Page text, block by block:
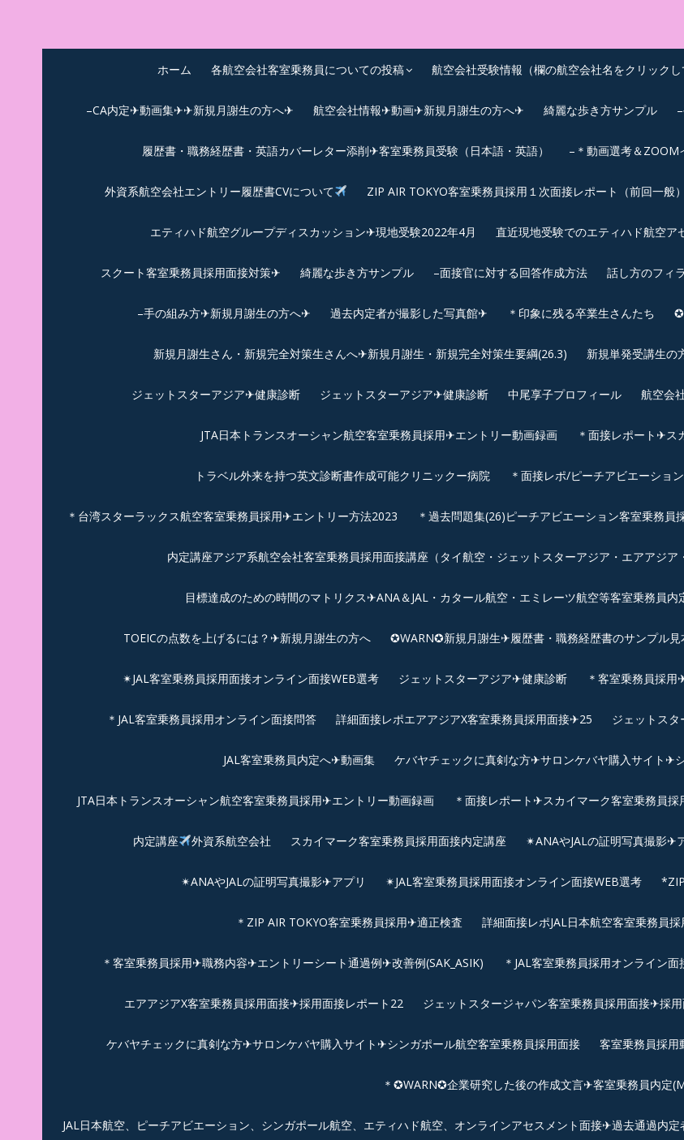
中尾享子CA内定&TOEIC点数UPｽｸ
ホーム
各航空会社客室乗務員についての投稿 航空会社受験情報（欄の航空会社名をクリックし
–CA内定✈動画集✈✈新規月謝生の方へ✈ 航空会社情報✈動画✈新規月謝生の方へ✈ 綺麗な歩き方サンプル
履歴書・職務経歴書・英語カバーレター添削✈客室乗務員受験（日本語・英語） –＊動画選考＆
外資系航空会社エントリー履歴書CVについて ZIP AIR TOKYO客室乗務員採用１次面接レポート（前回一般）
エティハド航空グループディスカッション✈︎現地受験2022年4月 直近現地受験でのエティハド航空ア
スクート客室乗務員採用面接対策✈︎ 綺麗な歩き方サンプル –面接官に対する回答作成方法 話し方のフィ
–手の組み方✈新規月謝生の方へ✈ 過去内定者が撮影した写真館✈ ＊印象に残る卒業生さんたち
新規月謝生さん・新規完全対策生さんへ✈新規月謝生・新規完全対策生要綱(26.3) 新規単発受講生の
ジェットスターアジア✈︎健康診断 ジェットスターアジア✈︎健康診断 中尾享子プロフィール 航空会
JTA日本トランスオーシャン航空客室乗務員採用✈エントリー動画録画 ＊面接レポート✈ス
トラベル外来を持つ英文診断書作成可能クリニックー病院 ＊面接レポ/ピーチアビエーショ
＊台湾スターラックス航空客室乗務員採用✈エントリー方法2023 ＊過去問題集(26)ピーチアビエーション客室乗務員
内定講座アジア系航空会社客室乗務員採用面接講座（タイ航空・ジェットスターアジア・エアアジ
目標達成のための時間のマトリクス✈ANA＆JAL・カタール航空・エミレーツ航空等客室乗務員内
TOEICの点数を上げるには？✈新規月謝生の方へ ✪WARN✪新規月謝生✈履歴書・職務経歴書のサンプル見
✴︎JAL客室乗務員採用面接オンライン面接WEB選考 ジェットスターアジア✈︎健康診断 ＊客室乗務員採
＊JAL客室乗務員採用オンライン面接問答 詳細面接レポエアアジアX客室乗務員採用面接✈25 ジェットス
JAL客室乗務員内定へ✈動画集 ケバヤチェックに真剣な方✈サロンケバヤ購入サイト✈
JTA日本トランスオーシャン航空客室乗務員採用✈エントリー動画録画 ＊面接レポート✈スカイマーク客室乗務員採
内定講座 外資系航空会社 スカイマーク客室乗務員採用面接内定講座 ✴︎ANAやJALの証明写真撮影✈︎
✴︎ANAやJALの証明写真撮影✈︎アプリ ✴︎JAL客室乗務員採用面接オンライン面接WEB選考
＊ZIP AIR TOKYO客室乗務員採用✈適正検査 詳細面接レポJAL日本航空客室乗務員
＊客室乗務員採用✈職務内容✈エントリーシート通過例✈改善例(SAK_ASIK) ＊JAL客室乗務員採用オンライン面
エアアジアX客室乗務員採用面接✈︎採用面接レポート22 ジェットスタージャパン客室乗務員採用面接✈採
ケバヤチェックに真剣な方✈サロンケバヤ購入サイト✈シンガポール航空客室乗務員採用面接 客室乗務員採用
＊✪WARN✪企業研究した後の作成文言✈客室乗務員内定
JAL日本航空、ピーチアビエーション、シンガポール航空、エティハド航空、オンラインアセスメント面接✈︎過去通過内定